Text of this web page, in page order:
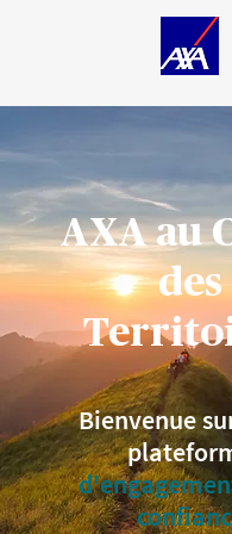
AXA au
des
Bienvenue